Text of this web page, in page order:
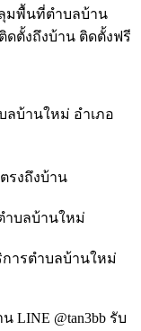
มพื้นที่ตำบลบ้าน
ดตั้งถึงบ้าน ติดตั้งฟรี
ลบ้านใหม่ อำเภอ
รงถึงบ้าน
บลบ้านใหม่
ารตำบลบ้านใหม่
LINE @tan3bb รับ